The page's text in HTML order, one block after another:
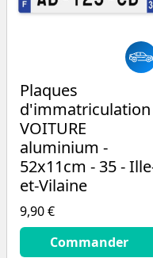
Plaques
d'immatriculation
VOITURE
aluminium -
52x11cm - 35 -
et-Vilaine
9,90 €
9.9
Commander